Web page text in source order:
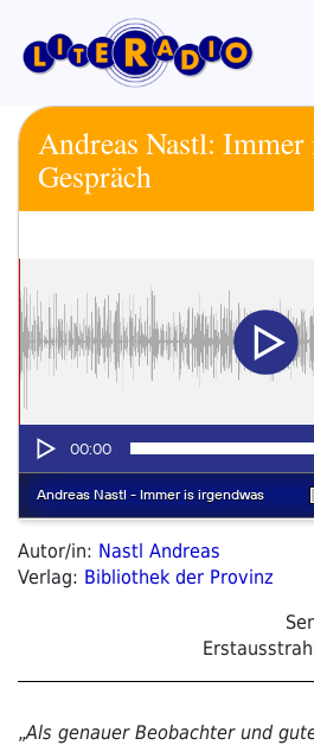
Inhalt
springen
Andreas Nastl: Immer
Gespräch
Autor/in: Nastl Andreas
Verlag: Bibliothek der Provinz
„Als genauer Beobachter und